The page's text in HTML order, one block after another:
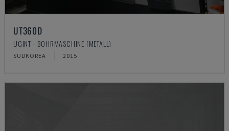
UT360D
UGINT - BOHRMASCHINE (METALL)
SÜDKOREA 2015